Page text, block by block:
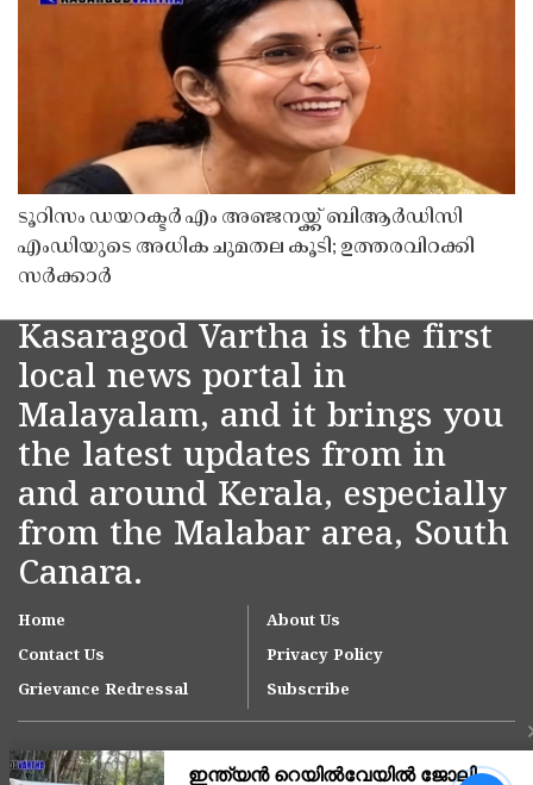
ടൂറിസം ഡയറക്ടർ എം അഞ്ജനയ്ക്ക് ബിആർഡിസി
എംഡിയുടെ അധിക ചുമതല കൂടി; ഉത്തരവിറക്കി
സർക്കാർ
Kasaragod Vartha is the first
local news portal in
Malayalam, and it brings you
the latest updates from in
and around Kerala, especially
from the Malabar area, South
Canara.
Home
About Us
Contact Us
Privacy Policy
Grievance Redressal
Subscribe